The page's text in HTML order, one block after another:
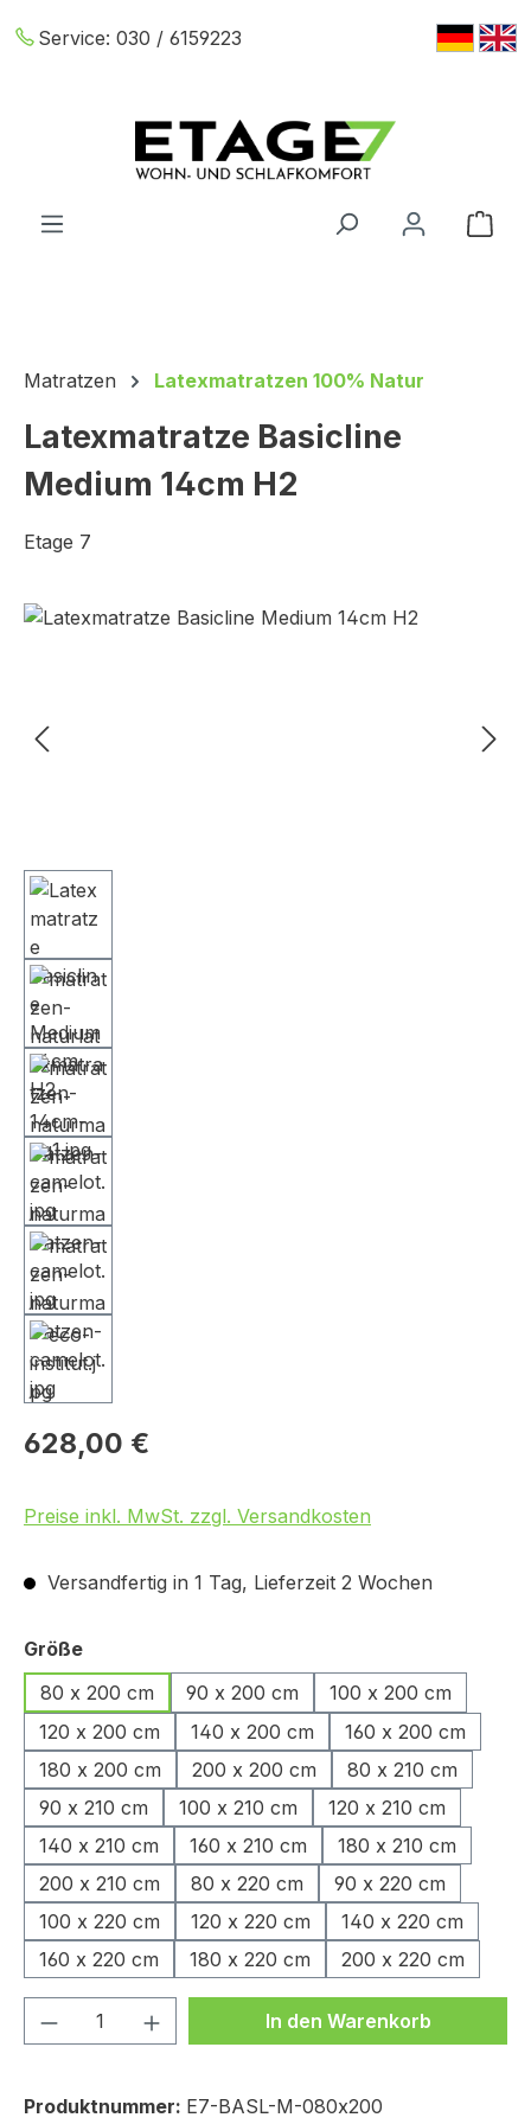
Zum Hauptinhalt springen
Service: 030 / 6159223
Matratzen Latexmatratzen 100% Natur
Latexmatratze Basicline
Medium 14cm H2
Etage 7
Bildergalerie überspringen
628,00 €
Preise inkl. MwSt. zzgl. Versandkosten
Versandfertig in 1 Tag, Lieferzeit 2 Wochen
Größeauswählen
80 x 200 cm
90 x 200 cm
100 x 200 cm
120 x 200 cm
140 x 200 cm
160 x 200 cm
180 x 200 cm
200 x 200 cm
80 x 210 cm
90 x 210 cm
100 x 210 cm
120 x 210 cm
140 x 210 cm
160 x 210 cm
180 x 210 cm
200 x 210 cm
80 x 220 cm
90 x 220 cm
100 x 220 cm
120 x 220 cm
140 x 220 cm
160 x 220 cm
180 x 220 cm 200 x 220 cm
Produkt Anzahl: Gib denIn den Warenkorb
Produktnummer: E7-BASL-M-080x200